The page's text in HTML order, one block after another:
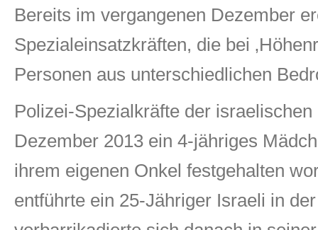
Bereits im vergangenen Dezember
Spezialeinsatzkräften, die bei
Personen aus unterschiedlichen
Polizei-Spezialkräfte der israelischen
Dezember 2013 ein 4-jähriges
ihrem eigenen Onkel festgehalten
entführte ein 25-Jähriger Israeli in